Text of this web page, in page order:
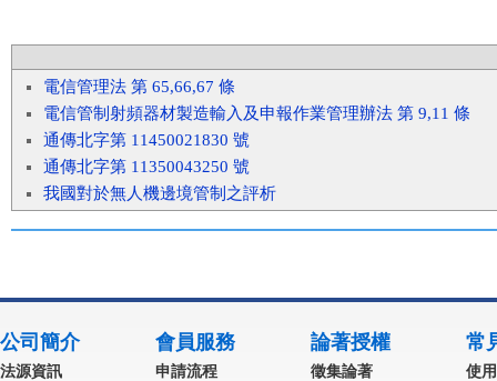
電信管理法 第 65,66,67 條
電信管制射頻器材製造輸入及申報作業管理辦法 第 9,11 條
通傳北字第 11450021830 號
通傳北字第 11350043250 號
我國對於無人機邊境管制之評析
公司簡介
法源資訊
會員服務
申請流程
論著授權
徵集論著
常
使